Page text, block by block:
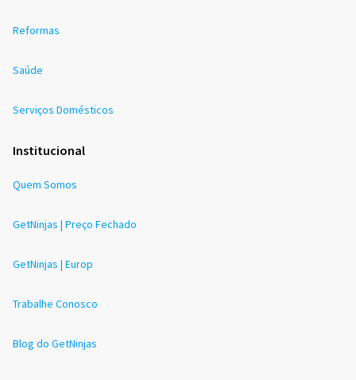
Reformas
Saúde
Serviços Domésticos
Institucional
Quem Somos
GetNinjas | Preço Fechado
GetNinjas | Europ
Trabalhe Conosco
Blog do GetNinjas